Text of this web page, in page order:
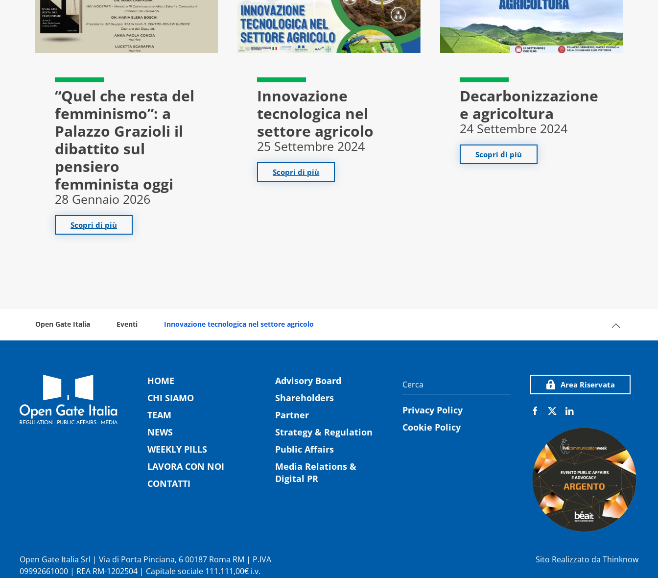
“Quel che resta del
femminismo”: a
Palazzo Grazioli il
dibattito sul
pensiero
femminista oggi
28 Gennaio 2026
Scopri di più
Innovazione
tecnologica nel
settore agricolo
25 Settembre 2024
Scopri di più
Decarbonizzazione
e agricoltura
24 Settembre 2024
Scopri di più
Open Gate Italia Eventi Innovazione tecnologica nel settore agricolo
HOME
CHI SIAMO
TEAM
NEWS
WEEKLY PILLS
LAVORA CON NOI
CONTATTI
Advisory Board
Shareholders
Partner
Strategy & Regulation
Public Affairs
Media Relations &
Digital PR
Privacy Policy
Cookie Policy
Area Riservata
Open Gate Italia Srl | Via di Porta Pinciana, 6 00187 Roma RM | P.IVA
09992661000 | REA RM-1202504 | Capitale sociale 111.111,00€ i.v.
Sito Realizzato da Thinknow